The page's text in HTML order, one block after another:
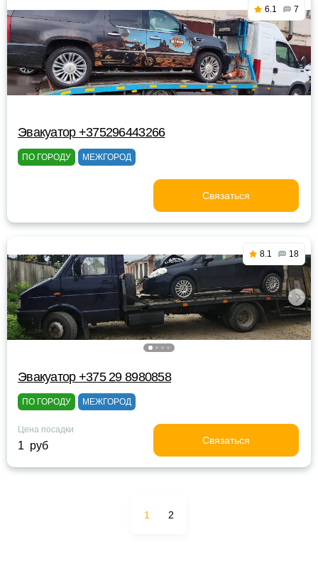
6.1 7
Эвакуатор +375296443266
ПО ГОРОДУ МЕЖГОРОД
Связаться
8.1 18
Эвакуатор +375 29 8980858
ПО ГОРОДУ МЕЖГОРОД
Цена посадки
1 руб Связаться
1 2